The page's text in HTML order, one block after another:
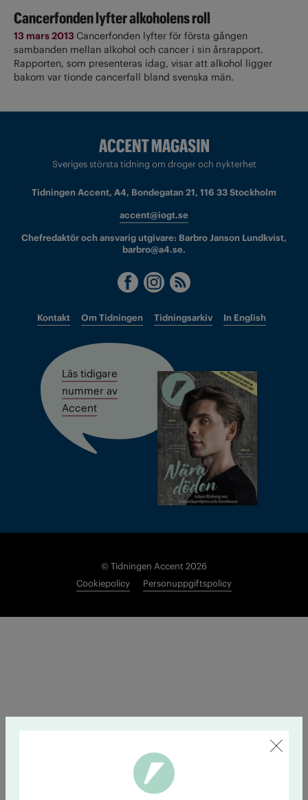
Cancerfonden lyfter alkoholens roll
13 mars 2013 Cancerfonden lyfter för första gången
sambanden mellan alkohol och cancer i sin årsrapport.
Rapporten, som presenteras idag, visar att alkohol ligger
bakom var tionde cancerfall bland svenska män.
Sveriges största tidning om droger och nykterhet
Tidningen Accent, A4, Bondegatan 21, 116 33 Stockholm
accent@iogt.se
Chefredaktör och ansvarig utgivare: Barbro Janson Lundkvist,
barbro@a4.se.
Kontakt Om Tidningen Tidningsarkiv In English
Läs tidigare
nummer av
Accent
© Tidningen Accent 2026
Cookiepolicy
Personuppgiftspolicy